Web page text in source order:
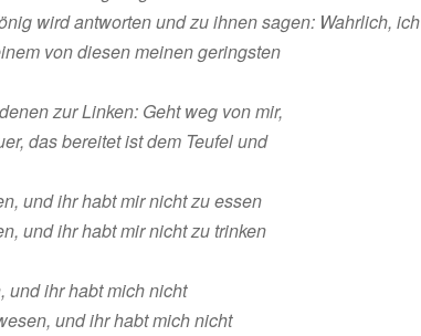
wird antworten und zu ihnen sagen: Wahrlich, ich
von diesen meinen geringsten
zur Linken: Geht weg von mir,
das bereitet ist dem Teufel und
und ihr habt mir nicht zu essen
und ihr habt mir nicht zu trinken
und ihr habt mich nicht
und ihr habt mich nicht